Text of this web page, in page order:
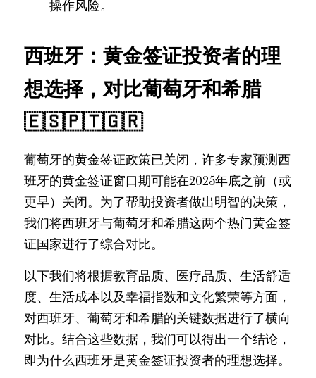
操作风险。
西班牙：黄金签证投资者的理
想选择，对比葡萄牙和希腊
🇪🇸🇵🇹🇬🇷
葡萄牙的黄金签证政策已关闭，许多专家预测西
班牙的黄金签证窗口期可能在2025年底之前（或
更早）关闭。为了帮助投资者做出明智的决策，
我们将西班牙与葡萄牙和希腊这两个热门黄金签
证国家进行了综合对比。
以下我们将根据教育品质、医疗品质、生活舒适
度、生活成本以及幸福指数和文化繁荣等方面，
对西班牙、葡萄牙和希腊的关键数据进行了横向
对比。结合这些数据，我们可以得出一个结论，
即为什么西班牙是黄金签证投资者的理想选择。